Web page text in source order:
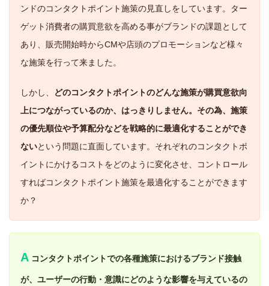
ンドのコンタクトポイント施策の見直しをしています。ター
ゲット消費者の購買意欲を高める事がブランドの課題として
あり、販売開始時からCMや店頭のプロモーションなど様々
な施策を行って来ました。
しかし、
どのコンタクトポイントのどんな施策が購買意欲向
上につながっているのか、はっきりしません。その為、施策
の優先順位や予算配分などを戦略的に最適化することができ
ないという問題に直面しています。それぞれのコンタクトポ
イントにかけるコストをどのように変化させ、コントロール
すればコンタクトポイント施策を最適化することができます
か？
A コンタクトポイントでの各種施策におけるブランド接触
が、ユーザーの行動・意識にどのような影響を与えているの